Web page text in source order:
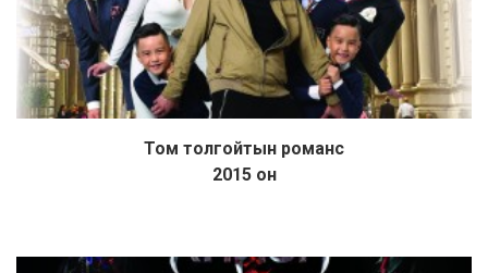
ДэлгэрэнгүйТом толгойтын романс
2015 он